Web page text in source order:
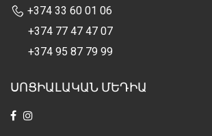
+374 33 60 01 06
+374 77 47 47 07
+374 95 87 79 99
ՍՈՑԻԱԼԱԿԱՆ ՄԵԴԻԱ